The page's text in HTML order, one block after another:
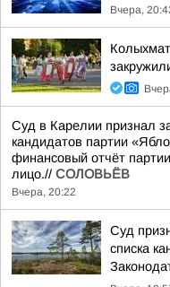
Вчера,
Суд в Карелии признал
кандидатов партии
финансовый отчёт
лицо.// СОЛОВЬЁВ
Вчера, 20:22
Суд
списка